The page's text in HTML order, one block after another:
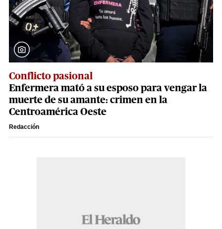
Conflicto pasional
Enfermera mató a su esposo para vengar la
muerte de su amante: crimen en la
Centroamérica Oeste
Redacción